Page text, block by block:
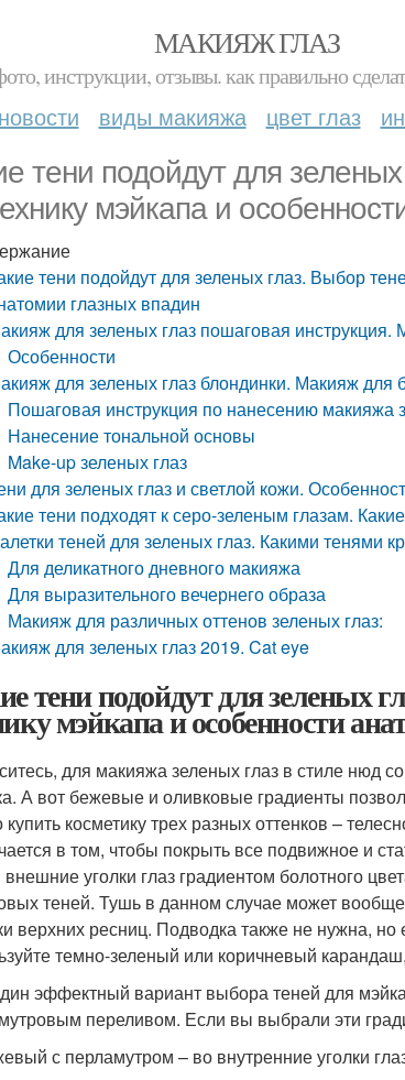
МАКИЯЖ ГЛАЗ
инструкции, отзывы. как правильно
новости виды макияжа цвет глаз
тени подойдут для
мэйкапа и
тени подойдут для зеленых глаз. Выбор
глазных впадин
для зеленых глаз пошаговая инструкция.
Особенности
для зеленых глаз блондинки. Макияж для
Пошаговая инструкция по нанесению макияжа
Нанесение тональной основы
Make-up зеленых глаз
для зеленых глаз и светлой кожи.
тени подходят к серо-зеленым глазам.
теней для зеленых глаз. Какими тенями
Для деликатного дневного макияжа
Для выразительного вечернего образа
Макияж для различных оттенов зеленых глаз:
для зеленых глаз 2019. Cat eye
тени подойдут для зеленых
мэйкапа и особенности
для макияжа зеленых глаз в стиле нюд
А вот бежевые и оливковые градиенты
косметику трех разных оттенков –
в том, чтобы покрыть все подвижное и
внешние уголки глаз градиентом болотного
теней. Тушь в данном случае может
верхних ресниц. Подводка также не нужна,
темно-зеленый или коричневый
эффектный вариант выбора теней для
переливом. Если вы выбрали эти
с перламутром – во внутренние уголки